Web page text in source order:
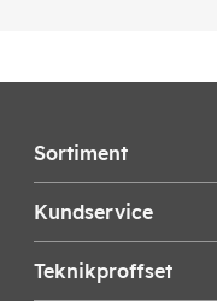
Sortiment
Kundservice
Teknikproffset